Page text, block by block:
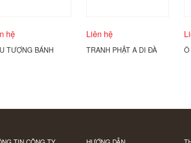
hệ
TƯỢNG BÁNH
Liên hệ
TRANH PHẬT A DI ĐÀ